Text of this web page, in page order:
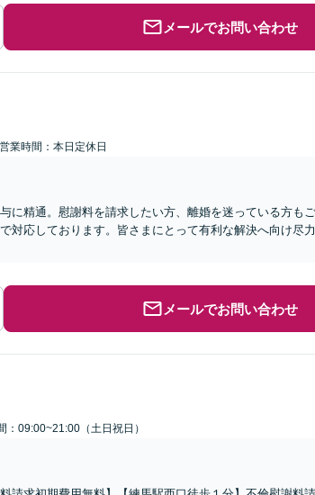
メールでお問い合わせ
営業時間：本日定休日
に精通。慰謝料を請求したい方、離婚を迷っている方も
対応しております。皆さまにとって有利な解決へ向け尽
メールでお問い合わせ
：09:00~21:00（土日祝日）